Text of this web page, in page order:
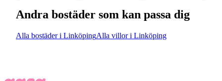
Andra bostäder som kan passa dig
Alla bostäder i LinköpingAlla villor i Linköping